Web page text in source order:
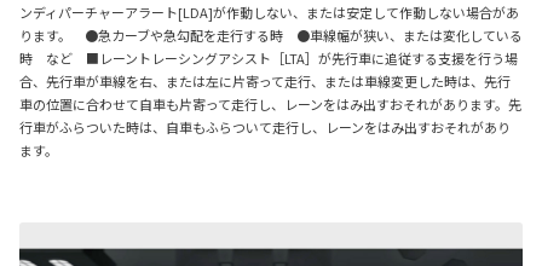
ンディパーチャーアラート[LDA]が作動しない、または安定して作動しない場合があ
ります。 ●急カーブや急勾配を走行する時 ●車線幅が狭い、または変化している
時 など ■レーントレーシングアシスト［LTA］が先行車に追従する支援を行う場
合、先行車が車線を右、または左に片寄って走行、または車線変更した時は、先行
車の位置に合わせて自車も片寄って走行し、レーンをはみ出すおそれがあります。先
行車がふらついた時は、自車もふらついて走行し、レーンをはみ出すおそれがあり
ます。